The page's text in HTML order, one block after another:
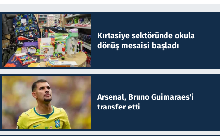
Kırtasiye sektöründe okula
dönüş mesaisi başladı
Arsenal, Bruno Guimaraes'i
transfer etti